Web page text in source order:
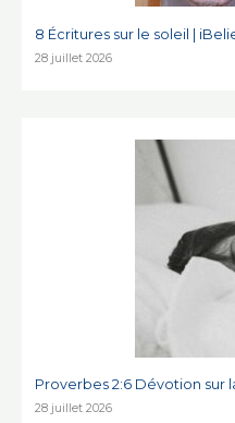
8 Écritures sur le soleil |
28 juillet 2026
Proverbes 2:6 Dévotion sur
28 juillet 2026